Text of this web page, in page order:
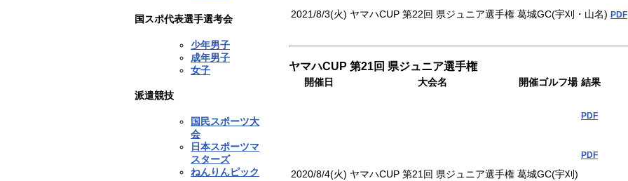
国スポ代表選手選考会
少年男子
成年男子
女子
派遣競技
国民スポーツ大
会
日本スポーツマ
スターズ
ねんりんピック
2021/8/3(火) ヤマハCUP 第22回 県ジュニア選手権 葛城GC(宇刈・山名) PDF
ヤマハCUP 第21回 県ジュニア選手権
開催日 大会名 開催ゴルフ場 結果
2020/8/4(火) ヤマハCUP 第21回 県ジュニア選手権 葛城GC(宇刈)
PDF
PDF